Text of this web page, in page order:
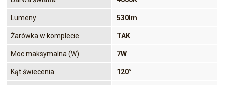
Lumeny 530lm
Żarówka w komplecie TAK
Moc maksymalna (W) 7W
Kąt świecenia 120°